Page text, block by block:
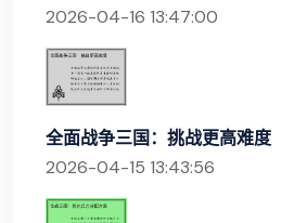
2026-04-16 13:47:00
全面战争三国：挑战更高难度
2026-04-15 13:43:56